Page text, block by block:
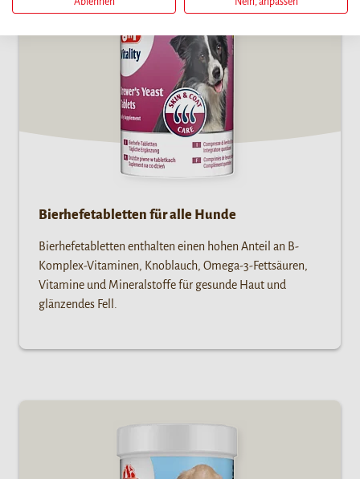
Bierhefetabletten für alle Hunde
Bierhefetabletten enthalten einen hohen Anteil an B-
Komplex-Vitaminen, Knoblauch, Omega-3-Fettsäuren,
Vitamine und Mineralstoffe für gesunde Haut und
glänzendes Fell.